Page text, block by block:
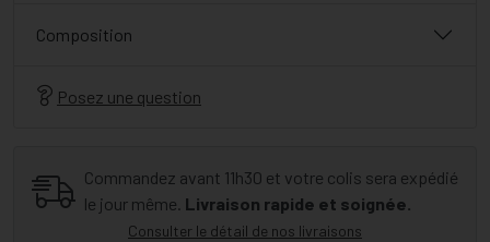
Composition
Posez une question
Commandez avant 11h30 et votre colis sera expédié
le jour même. Livraison rapide et soignée.
Consulter le détail de nos livraisons